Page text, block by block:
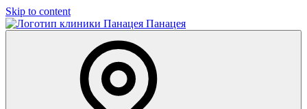
Skip to content
Панацея